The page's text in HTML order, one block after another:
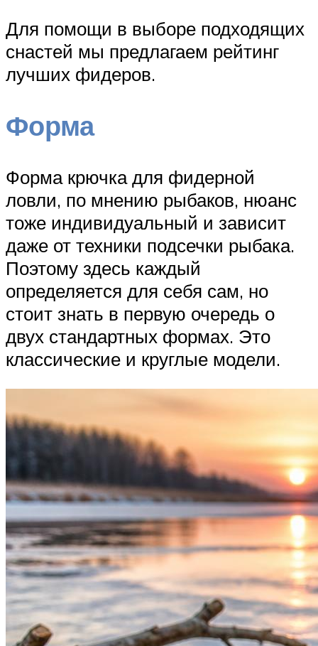
Для помощи в выборе подходящих
снастей мы предлагаем рейтинг
лучших фидеров.
Форма
Форма крючка для фидерной
ловли, по мнению рыбаков, нюанс
тоже индивидуальный и зависит
даже от техники подсечки рыбака.
Поэтому здесь каждый
определяется для себя сам, но
стоит знать в первую очередь о
двух стандартных формах. Это
классические и круглые модели.